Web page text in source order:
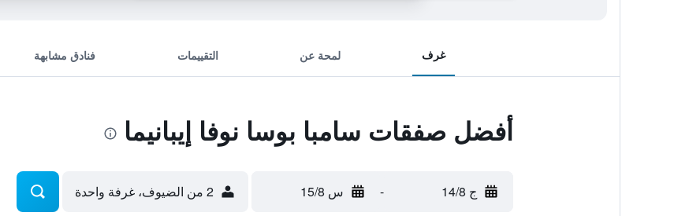
غرف لمحة عن التقييمات فنادق مشابهة
أفضل صفقات سامبا بوسا نوفا إيبانيما
ج 14/8 - س 15/8 2 من الضيوف، غرفة واحدة